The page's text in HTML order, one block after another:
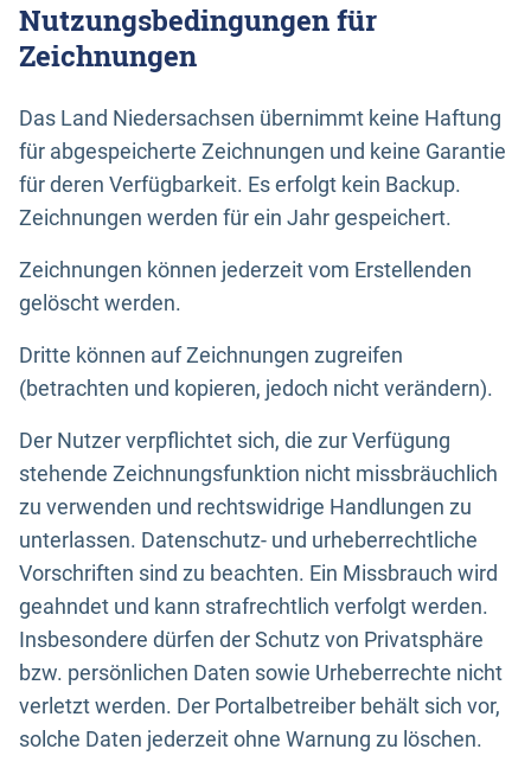
Nutzungsbedingungen für
Zeichnungen
Das Land Niedersachsen übernimmt keine Haftung
für abgespeicherte Zeichnungen und keine Garantie
für deren Verfügbarkeit. Es erfolgt kein Backup.
Zeichnungen werden für ein Jahr gespeichert.
Zeichnungen können jederzeit vom Erstellenden
gelöscht werden.
Dritte können auf Zeichnungen zugreifen
(betrachten und kopieren, jedoch nicht verändern).
Der Nutzer verpflichtet sich, die zur Verfügung
stehende Zeichnungsfunktion nicht missbräuchlich
zu verwenden und rechtswidrige Handlungen zu
unterlassen. Datenschutz- und urheberrechtliche
Vorschriften sind zu beachten. Ein Missbrauch wird
geahndet und kann strafrechtlich verfolgt werden.
Insbesondere dürfen der Schutz von Privatsphäre
bzw. persönlichen Daten sowie Urheberrechte nicht
verletzt werden. Der Portalbetreiber behält sich vor,
solche Daten jederzeit ohne Warnung zu löschen.